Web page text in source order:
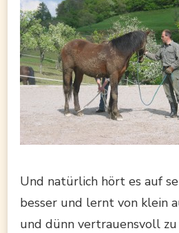
Und natürlich hört es auf
besser und lernt von klein
und dünn vertrauensvoll